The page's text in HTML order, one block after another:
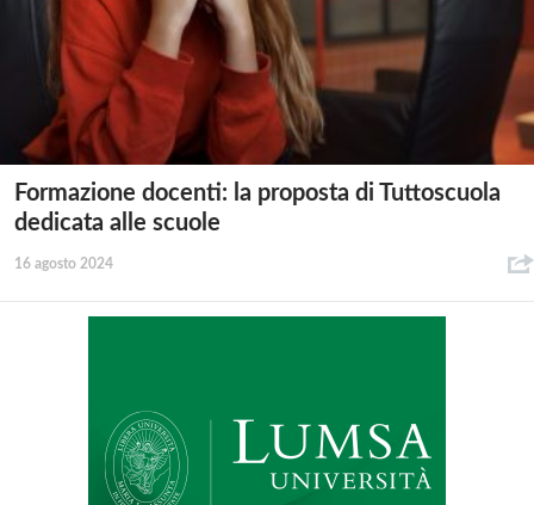
Formazione docenti: la proposta di Tuttoscuola
dedicata alle scuole
16 agosto 2024